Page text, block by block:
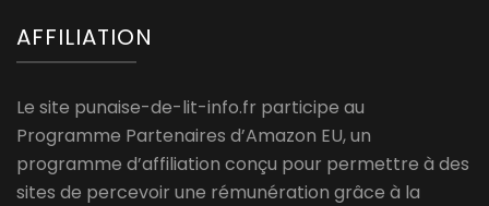
AFFILIATION
Le site punaise-de-lit-info.fr participe au
Programme Partenaires d’Amazon EU, un
programme d’affiliation conçu pour permettre à des
sites de percevoir une rémunération grâce à la